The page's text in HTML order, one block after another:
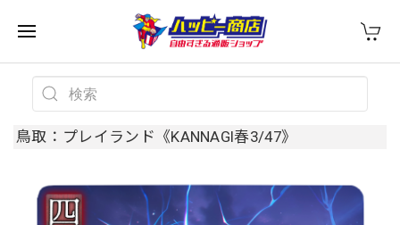
鳥取：プレイランド《KANNAGI春3/47》